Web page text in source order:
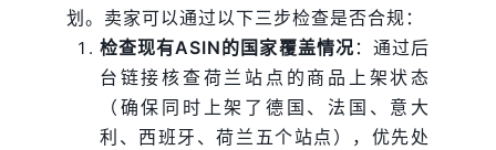
划。卖家可以通过以下三步检查是否合规：
检查现有ASIN的国家覆盖情况 ：通过后
台链接核查荷兰站点的商品上架状态
（确保同时上架了德国、法国、意大
利、西班牙、荷兰五个站点），优先处